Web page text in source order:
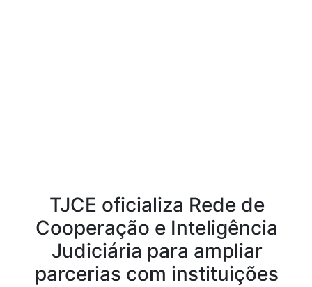
TJCE oficializa Rede de
Cooperação e Inteligência
Judiciária para ampliar
parcerias com instituições